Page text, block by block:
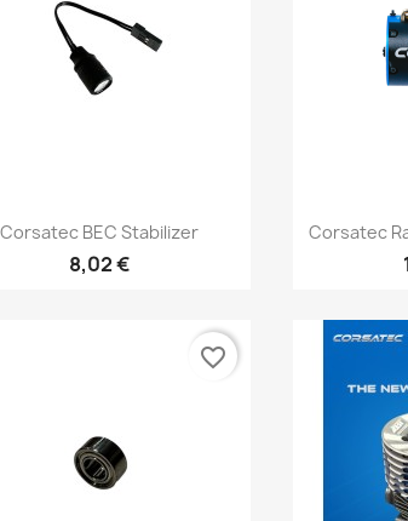
Aperçu rapide
Corsatec BEC Stabilizer
8,02 €

Corsatec
favorite_border